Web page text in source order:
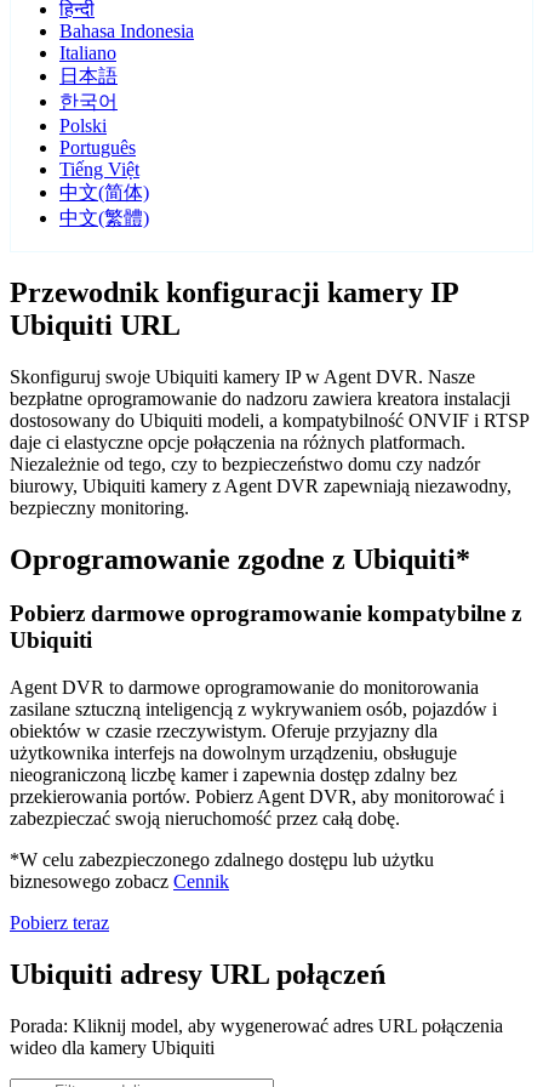
हिन्दी
Bahasa Indonesia
Italiano
日本語
한국어
Polski
Português
Tiếng Việt
中文(简体)
中文(繁體)
Przewodnik konfiguracji kamery IP
Ubiquiti URL
Skonfiguruj swoje Ubiquiti kamery IP w Agent DVR. Nasze
bezpłatne oprogramowanie do nadzoru zawiera kreatora instalacji
dostosowany do Ubiquiti modeli, a kompatybilność ONVIF i RTSP
daje ci elastyczne opcje połączenia na różnych platformach.
Niezależnie od tego, czy to bezpieczeństwo domu czy nadzór
biurowy, Ubiquiti kamery z Agent DVR zapewniają niezawodny,
bezpieczny monitoring.
Oprogramowanie zgodne z Ubiquiti*
Pobierz darmowe oprogramowanie kompatybilne z
Ubiquiti
Agent DVR to darmowe oprogramowanie do monitorowania
zasilane sztuczną inteligencją z wykrywaniem osób, pojazdów i
obiektów w czasie rzeczywistym. Oferuje przyjazny dla
użytkownika interfejs na dowolnym urządzeniu, obsługuje
nieograniczoną liczbę kamer i zapewnia dostęp zdalny bez
przekierowania portów. Pobierz Agent DVR, aby monitorować i
zabezpieczać swoją nieruchomość przez całą dobę.
*W celu zabezpieczonego zdalnego dostępu lub użytku
biznesowego zobacz Cennik
Pobierz teraz
Ubiquiti adresy URL połączeń
Porada: Kliknij model, aby wygenerować adres URL połączenia
wideo dla kamery Ubiquiti